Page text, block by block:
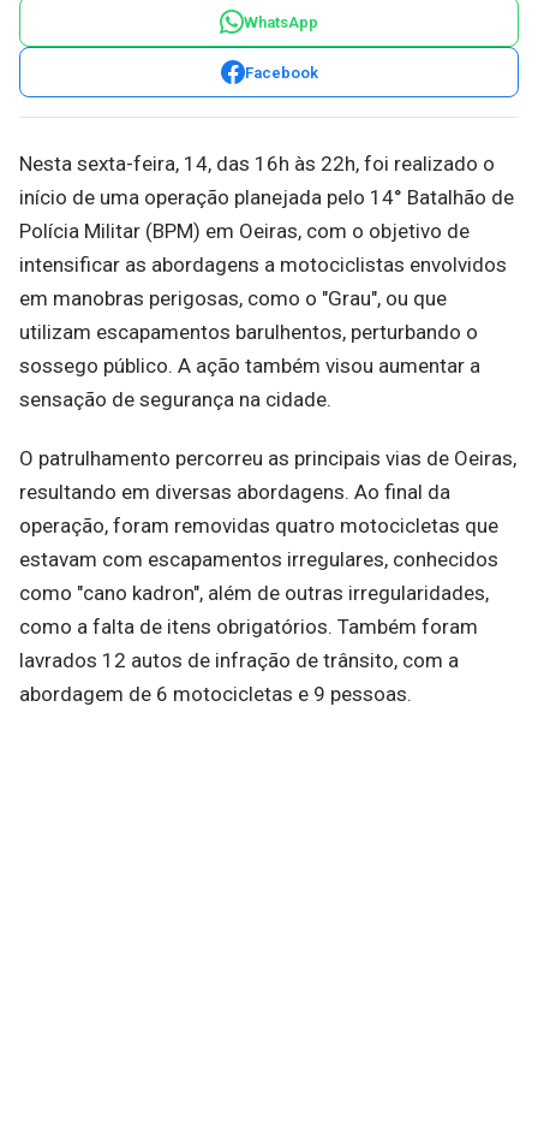
WhatsApp
Facebook
Nesta sexta-feira, 14, das 16h às 22h, foi realizado o
início de uma operação planejada pelo 14° Batalhão de
Polícia Militar (BPM) em Oeiras, com o objetivo de
intensificar as abordagens a motociclistas envolvidos
em manobras perigosas, como o "Grau", ou que
utilizam escapamentos barulhentos, perturbando o
sossego público. A ação também visou aumentar a
sensação de segurança na cidade.
O patrulhamento percorreu as principais vias de Oeiras,
resultando em diversas abordagens. Ao final da
operação, foram removidas quatro motocicletas que
estavam com escapamentos irregulares, conhecidos
como "cano kadron", além de outras irregularidades,
como a falta de itens obrigatórios. Também foram
lavrados 12 autos de infração de trânsito, com a
abordagem de 6 motocicletas e 9 pessoas.